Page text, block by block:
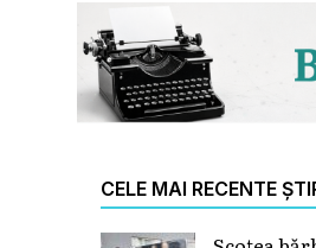
CELE MAI RECENTE